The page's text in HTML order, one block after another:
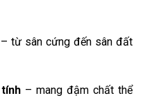
từ sân cứng đến sân đất
– mang đậm chất thể